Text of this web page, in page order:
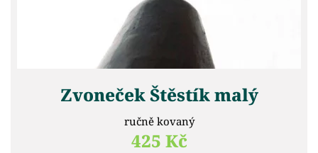
Zvoneček Štěstík malý
ručně kovaný
425 Kč